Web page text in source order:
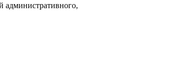
административного,